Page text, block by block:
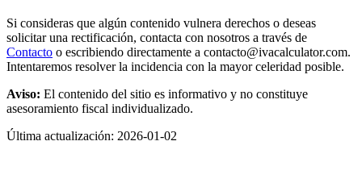
Si consideras que algún contenido vulnera derechos o deseas
solicitar una rectificación, contacta con nosotros a través de
Contacto o escribiendo directamente a contacto@ivacalculator.com.
Intentaremos resolver la incidencia con la mayor celeridad posible.
Aviso: El contenido del sitio es informativo y no constituye
asesoramiento fiscal individualizado.
Última actualización: 2026-01-02